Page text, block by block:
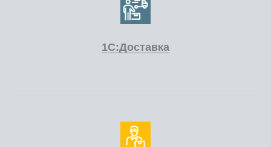
1С:Доставка